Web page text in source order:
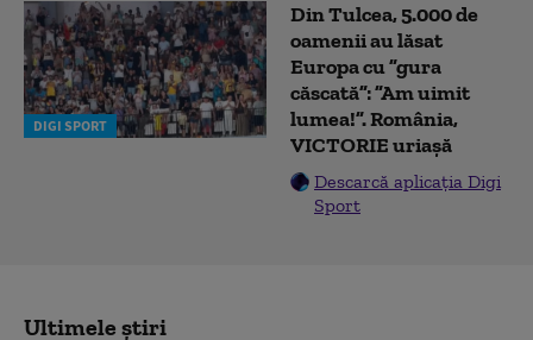
DIGI SPORT
Din Tulcea, 5.000 de
oamenii au lăsat
Europa cu ”gura
căscată”: ”Am uimit
lumea!”. România,
VICTORIE uriașă
Descarcă aplicația Digi
Sport
Ultimele știri